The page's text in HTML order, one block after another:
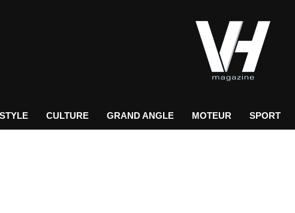
CULTURE GRAND ANGLE MOTEUR SPORT